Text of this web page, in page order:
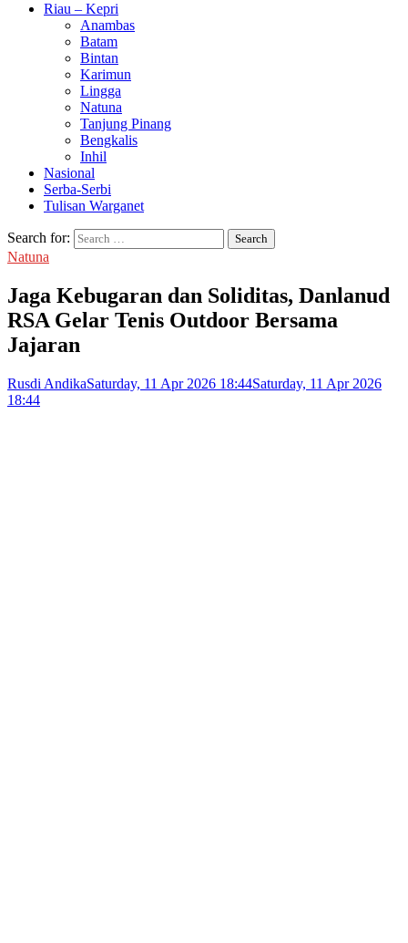
Riau – Kepri
Anambas
Batam
Bintan
Karimun
Lingga
Natuna
Tanjung Pinang
Bengkalis
Inhil
Nasional
Serba-Serbi
Tulisan Warganet
Search for:
Natuna
Jaga Kebugaran dan Soliditas, Danlanud
RSA Gelar Tenis Outdoor Bersama
Jajaran
Rusdi AndikaSaturday, 11 Apr 2026 18:44Saturday, 11 Apr 2026
18:44